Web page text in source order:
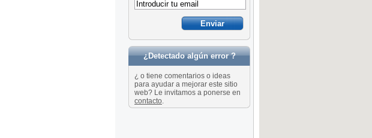
¿Detectado algún error ?
¿ o tiene comentarios o ideas
para ayudar a mejorar este sitio
web? Le invitamos a ponerse en
contacto.